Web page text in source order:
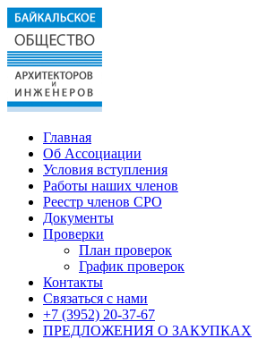
Главная
Об Ассоциации
Условия вступления
Работы наших членов
Реестр членов СРО
Документы
Проверки
План проверок
График проверок
Контакты
Связаться с нами
+7 (3952) 20-37-67
ПРЕДЛОЖЕНИЯ О ЗАКУПКАХ